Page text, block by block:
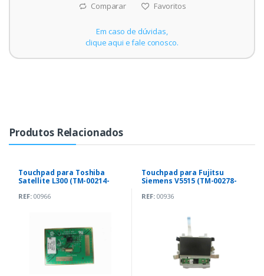
Comparar Favoritos
Em caso de dúvidas,
clique aqui e fale conosco.
Produtos Relacionados
Touchpad para Toshiba
Satellite L300 (TM-00214-
REF:00966
Touchpad para Fujitsu
Siemens V5515 (TM-00278-
REF:00936